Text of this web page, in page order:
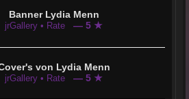
Banner Lydia Menn
jrGallery • Rate — 5 ★
von Lydia Menn
jrGallery • Rate — 5 ★